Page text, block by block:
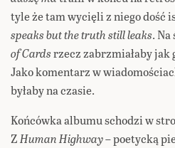
tyle że tam wycięli z niego dość
speaks but the truth still leaks.
of Cardsrzecz zabrzmiałaby jak
Jako komentarz w
byłaby na czasie.
Końcówka albumu schodzi w
ZHuman Highway– poetycką